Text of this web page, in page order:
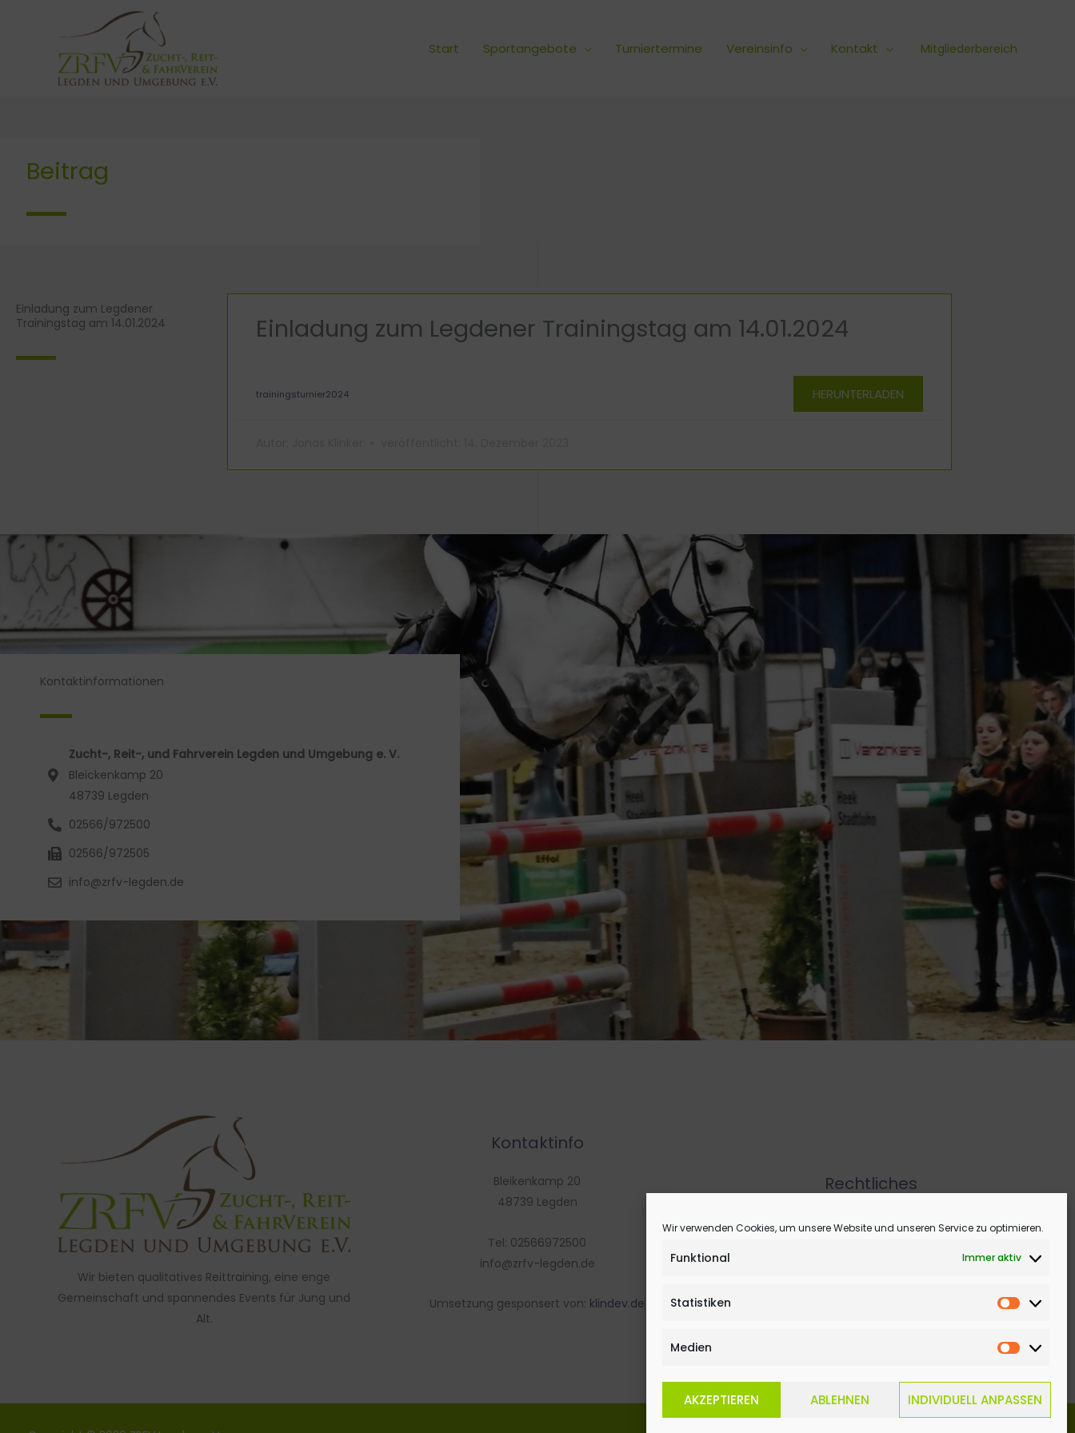
Wir verwenden Cookies, um unsere Website und unseren Service zu optimieren.
Funktional Immer aktiv
Statistiken
Medien
Medien
AKZEPTIEREN ABLEHNEN INDIVIDUELL ANPASSEN
Start Sportangebote Turniertermine Vereinsinfo Kontakt Mitgliederbereich
Beitrag
Einladung zum Legdener
Trainingstag am 14.01.2024
Einladung zum Legdener Trainingstag am 14.01.2024
trainingsturnier2024 HERUNTERLADEN
Kontaktinformationen
Zucht-, Reit-, und Fahrverein Legden und Umgebung e. V.
Bleickenkamp 20
48739 Legden
02566/972500
02566/972505
info@zrfv-legden.de
Wir bieten qualitatives Reittraining, eine enge
Gemeinschaft und spannendes Events für Jung und
Alt.
Kontaktinfo
Bleikenkamp 20
48739 Legden
Tel: 02566972500
info@zrfv-legden.de
Umsetzung gesponsert von: klindev.de
Rechtliches
Copyright Informationen